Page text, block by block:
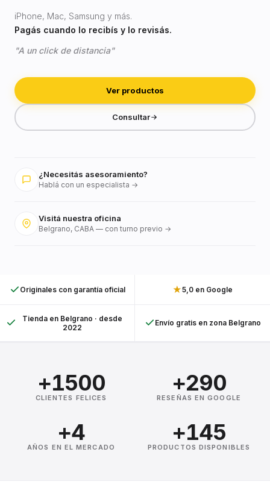
iPhone, Mac, Samsung y más.
Pagás cuando lo recibís y lo revisás.
"A un click de distancia"
Ver productos
Consultar
¿Necesitás asesoramiento?
Hablá con un especialista →
Visitá nuestra oficina
Belgrano, CABA — con turno previo →
Originales con garantía oficial ★5,0 en Google
Tienda en Belgrano · desde
2022
Envío gratis en zona Belgrano
+1500
CLIENTES FELICES
+290
RESEÑAS EN GOOGLE
+4
AÑOS EN EL MERCADO
+145
PRODUCTOS DISPONIBLES